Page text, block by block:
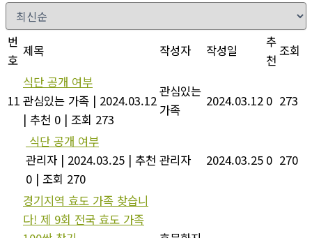
번
호
제목 작성자 작성일
추
천
조회
11
식단 공개 여부
관심있는 가족 | 2024.03.12
| 추천 0 | 조회 273
관심있는
가족
2024.03.12 0 273
식단 공개 여부
관리자 | 2024.03.25 | 추천
0 | 조회 270
관리자 2024.03.25 0 270
경기지역 효도 가족 찾습니
다! 제 9회 전국 효도 가족